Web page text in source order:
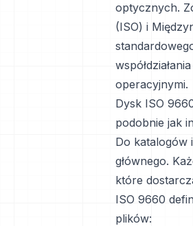
optycznych.
(ISO) i
operacyjnymi.
Dysk ISO
podobnie jak
Do katalogów
głównego.
które
ISO 9660
plików: